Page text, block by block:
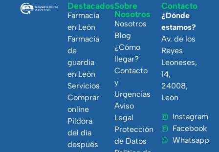
Destacados
Farmacia
en León
Farmacia
de
guardia
en León
Servicios
Comprar
online
Píldora
del día
después
Sobre
Nosotros
Nosotros
Blog
¿Cómo
llegar?
Contacto
y
Urgencias
Aviso
Legal
Protección
de Datos
Contacto
¿Dónde
estamos?
Av. de los
Reyes
Leoneses,
14,
24008,
León
Instagram
Facebook
Whatsapp